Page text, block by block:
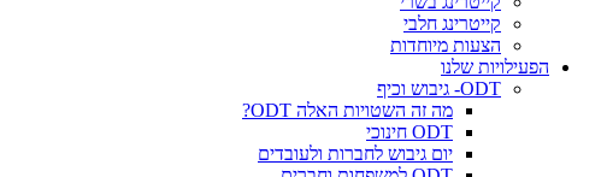
קייטרינג חלבי
הצעות מיוחדות
הפעילויות שלנו
ODT- גיבוש וכיף
מה זה השטויות האלה ODT?
ODT חינוכי
יום גיבוש לחברות ולעובדים